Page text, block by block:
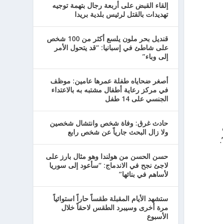
إلقاء القبض على أربعة رجال بتهمة توجيه
تهديدات بالقتل لرئيس بلدية بريدا
قنديل بحر ملون يلسع أكثر من 100 شخص
على شاطئ في إسبانيا: “قد يتحول الأمر
إلى وباء”
أصغر ضحاياه طفلة عمرها عامين: موظف
في مركز رعاية أطفال مشتبه به بالاعتداء
الجنسي على 14 طفل
حادث غرق: وفاة شخص وانتشال شخصين
ولا زال البحث جارياً عن شخص رابع
حسن الحسن من هولندا وهو مثال بارز على
لاجئ نجح في الاندماج: “سأعود إلى سوريا
لأساهم في بنائها”
ستشهد الأيام المقبلة طقساً حاراً استوائياً
مرة أخرى وسيبرد الطقس لاحقاً خلال
الأسبوع